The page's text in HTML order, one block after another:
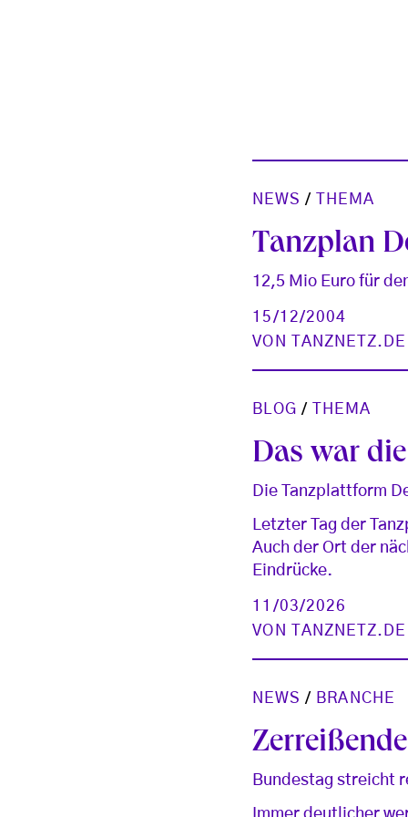
NEWS / THEMA
Tanzplan
12,5 Mio Euro für
15/12/2004
VON
BLOG / THEMA
Das war
Die Tanzplattform
Letzter Tag der
Auch der Ort der
Eindrücke.
11/03/2026
VON
NEWS / BRANCHE
Bundestag streicht